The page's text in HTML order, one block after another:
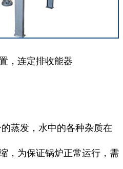
，连定排收能器
蒸发，水中的各种杂质在
，为保证锅炉正常运行，需